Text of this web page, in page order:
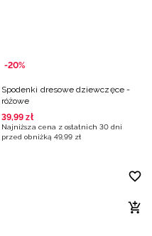
-20%
Spodenki dresowe dziewczęce -
różowe
39,99 zł
Najniższa cena z ostatnich 30 dni
przed obniżką 49,99 zł